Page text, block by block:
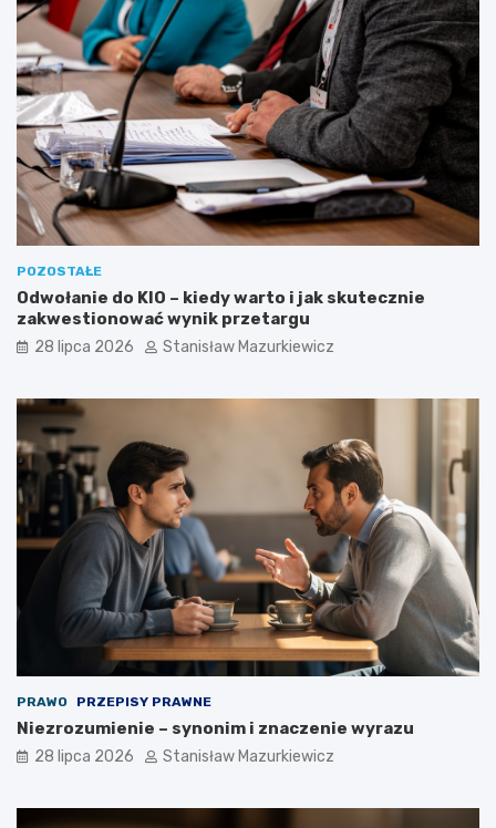
POZOSTAŁE
Odwołanie do KIO – kiedy warto i jak skutecznie
zakwestionować wynik przetargu
28 lipca 2026 Stanisław Mazurkiewicz
PRAWO PRZEPISY PRAWNE
Niezrozumienie – synonim i znaczenie wyrazu
28 lipca 2026 Stanisław Mazurkiewicz